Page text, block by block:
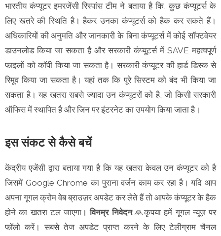
भारतीय कंप्यूटर इमरजेंसी रिस्पांस टीम ने बताया है कि, कुछ कंप्यूटर्स के
लिए खतरे की स्थिति है। हैकर उनका कंप्यूटर्स को हैक कर सकते हैं।
अधिकारियों की अनुमति और जानकारी के बिना कंप्यूटर्स में कोई सॉफ्टवेयर
डाउनलोड किया जा सकता है और सरकारी कंप्यूटर्स में SAVE महत्वपूर्ण
फाइलों को कॉपी किया जा सकता है। सरकारी कंप्यूटर की हार्ड डिस्क से
रिमूव किया जा सकता है। यहां तक कि पूरे सिस्टम को बंद भी किया जा
सकता है। यह खतरा सबसे ज्यादा उन कंप्यूटरों को है, जो किसी सरकारी
ऑफिस में स्थापित है और जिन पर इंटरनेट का उपयोग किया जाता है।
इस संकट से कैसे बचें
केंद्रीय एजेंसी द्वारा बताया गया है कि यह खतरा केवल उन कंप्यूटर को है
जिसमें Google Chrome का पुराना वर्जन काम कर रहा है। यदि आप
अपना गूगल क्रोम वेब ब्राउज़र अपडेट कर लेते हैं तो आपके कंप्यूटर के हैक
होने का खतरा टल जाएगा।विनम्र निवेदन:🙏कृपया हमें गूगल न्यूज़ पर
फॉलो करें। सबसे तेज अपडेट प्राप्त करने के लिए टेलीग्राम चैनल